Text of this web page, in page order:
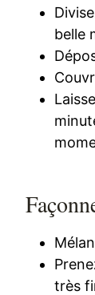
belle
très